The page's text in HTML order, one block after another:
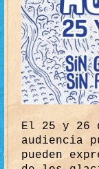
El 25 y 26
audiencia
pueden